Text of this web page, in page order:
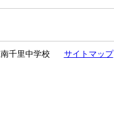
千里中学校 サイトマップ